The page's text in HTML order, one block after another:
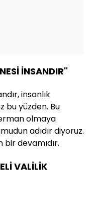
İNSANDIR"
insanlık
bu yüzden. Bu
olmaya
adıdır diyoruz.
devamıdır.
VALİLİK